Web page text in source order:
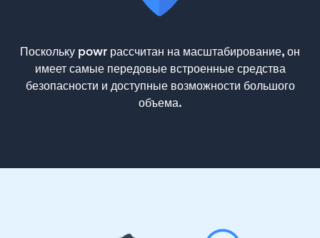
Поскольку powr рассчитан на масштабирование, он
имеет самые передовые встроенные средства
безопасности и доступные возможности большого
объема.